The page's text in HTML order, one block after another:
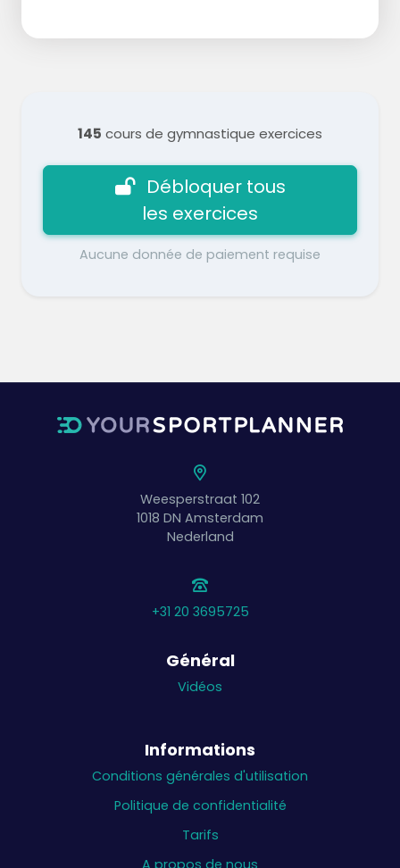
145 cours de gymnastique exercices
Débloquer tous
les exercices
Aucune donnée de paiement requise
Weesperstraat 102
1018 DN Amsterdam
Nederland
+31 20 3695725
Général
Vidéos
Informations
Conditions générales d'utilisation
Politique de confidentialité
Tarifs
A propos de nous